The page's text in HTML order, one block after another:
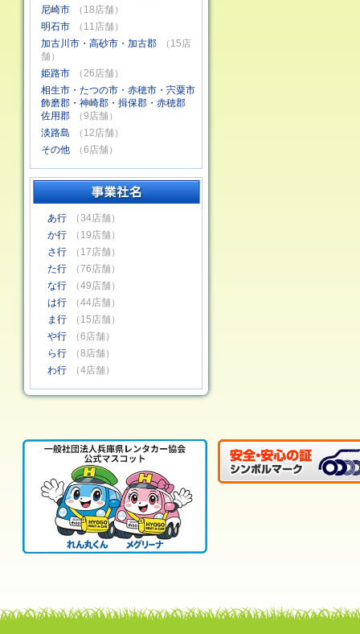
尼崎市
（18店舗）
明石市
（11店舗）
加古川市・高砂市・加古郡
（15店
舗）
姫路市
（26店舗）
相生市・たつの市・赤穂市・宍粟市
飾磨郡・神崎郡・揖保郡・赤穂郡
佐用郡
（9店舗）
淡路島
（12店舗）
その他
（6店舗）
あ行
（34店舗）
か行
（19店舗）
さ行
（17店舗）
た行
（76店舗）
な行
（49店舗）
は行
（44店舗）
ま行
（15店舗）
や行
（6店舗）
ら行
（8店舗）
わ行
（4店舗）